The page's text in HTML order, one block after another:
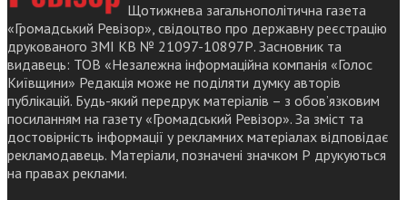
Щотижнева загальнополітична газета
«Громадський Ревізор», свідоцтво про державну реєстрацію
друкованого ЗМІ КВ № 21097-10897Р. Засновник та
видавець: ТОВ «Незалежна інформаційна компанія «Голос
Київщини» Редакція може не поділяти думку авторів
публікацій. Будь-який передрук матеріалів – з обов’язковим
посиланням на газету «Громадський Ревізор». За зміст та
достовірність інформації у рекламних матеріалах відповідає
рекламодавець. Матеріали, позначені значком Р друкуються
на правах реклами.